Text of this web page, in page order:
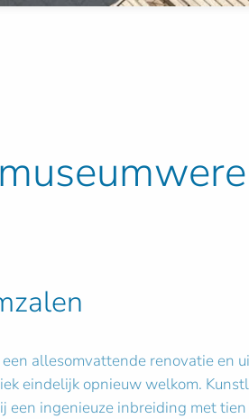
allesomvattende renovatie en
eindelijk opnieuw welkom.
ingenieuze inbreiding met